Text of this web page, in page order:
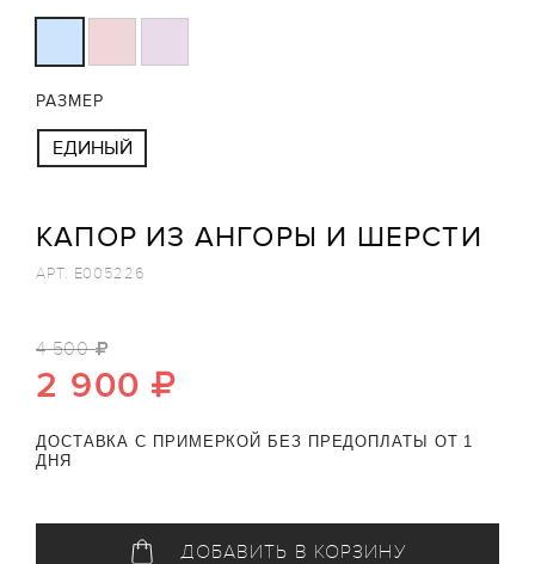
КАПОР ИЗ АНГОРЫ И ШЕРСТИ
АРТ. E005226
4 500
2 900
ДОСТАВКА С ПРИМЕРКОЙ БЕЗ ПРЕДОПЛАТЫ ОТ 1
ДНЯ
РАЗМЕР
ЕДИНЫЙ
ДОБАВИТЬ В КОРЗИНУ